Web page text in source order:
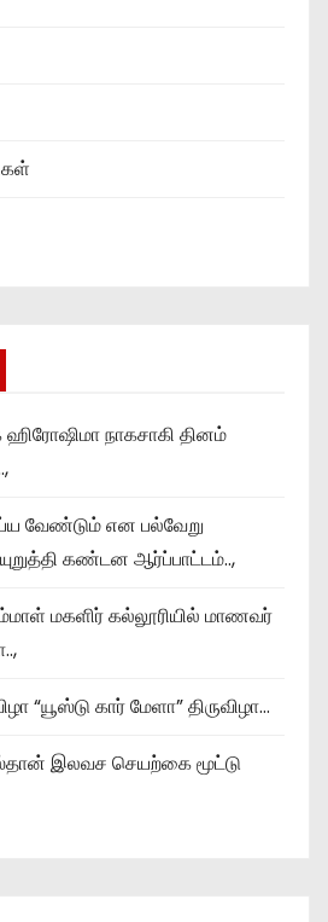
நாகசாகி தினம்
வேண்டும் என பல்வேறு
கண்டன ஆர்ப்பாட்டம்..,
மகளிர் கல்லூரியில் மாணவர்
“யூஸ்டு கார் மேளா” திருவிழா…
இலவச செயற்கை மூட்டு